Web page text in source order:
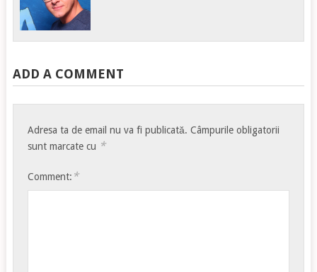
ADD A COMMENT
Adresa ta de email nu va fi publicată. Câmpurile obligatorii
sunt marcate cu *
Comment: *